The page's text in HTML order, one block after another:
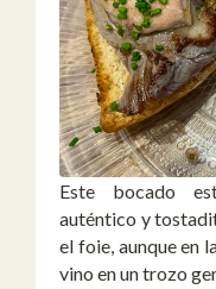
Este bocado
auténtico y
el foie, aunque en
vino en un trozo